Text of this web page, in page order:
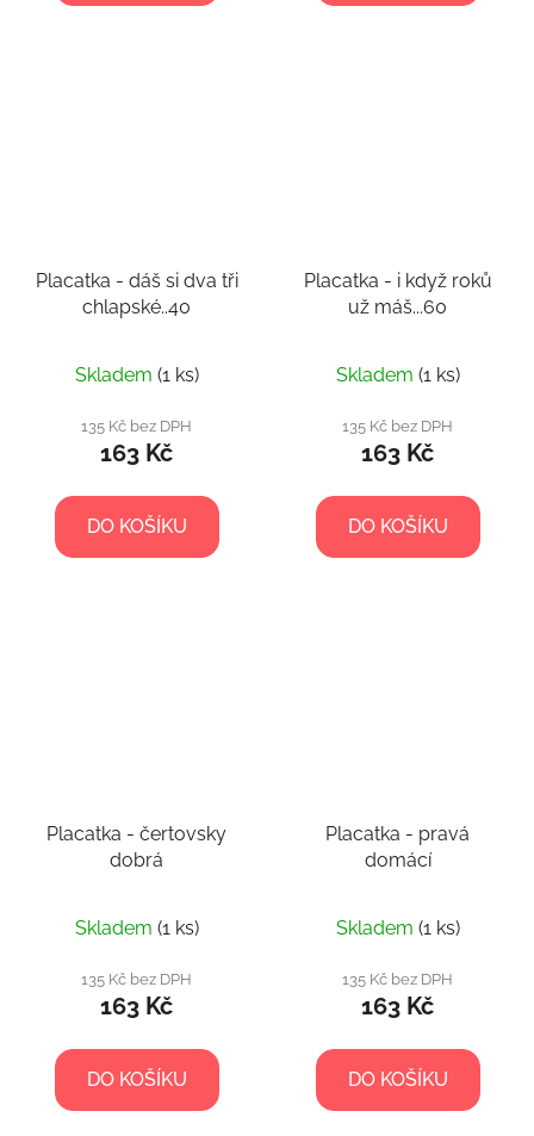
Placatka - dáš si dva tři
chlapské..40
Skladem (1 ks)
135 Kč bez DPH
163 Kč
DO KOŠÍKU
Placatka - i když roků
už máš...60
Skladem (1 ks)
135 Kč bez DPH
163 Kč
DO KOŠÍKU
Placatka - čertovsky
dobrá
Skladem (1 ks)
135 Kč bez DPH
163 Kč
DO KOŠÍKU
Placatka - pravá
domácí
Skladem (1 ks)
135 Kč bez DPH
163 Kč
DO KOŠÍKU